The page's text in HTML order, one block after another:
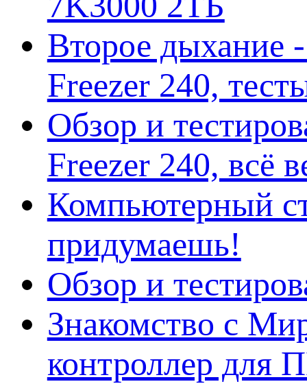
Второе дыхание
Freezer 240,
Обзор и
Freezer 240, всё
Компьютерный
придумаешь!
Обзор и
Знакомство с
контроллер для